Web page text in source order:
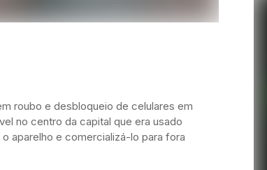
roubo e desbloqueio de celulares em
no centro da capital que era usado
aparelho e comercializá-lo para fora